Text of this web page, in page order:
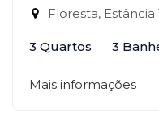
Floresta, Estância
3 Quartos 3
Mais informações